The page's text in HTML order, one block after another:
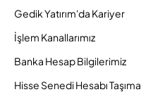
Gedik Yatırım'da Kariyer
İşlem Kanallarımız
Banka Hesap Bilgilerimiz
Hisse Senedi Hesabı Taşıma